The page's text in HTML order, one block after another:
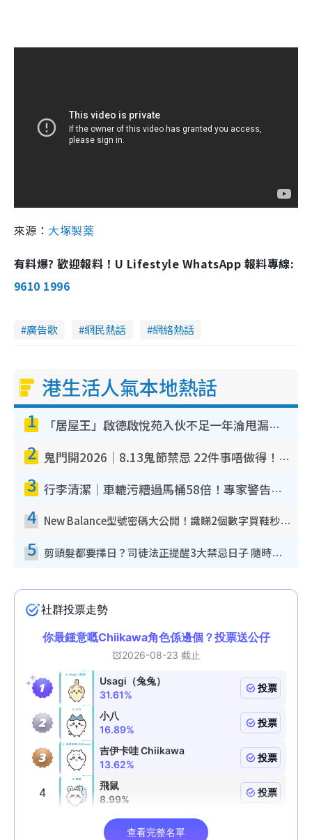
來源： 大塚製薬
有料爆? 歡迎報料！U Lifestyle WhatsApp 報料專線:
9610 1996
廣告歌 網民熱話 網絡熱話
港生活人氣本地熱話
1 「居屋王」啟德啟悅苑入伙不足一年淪甩漏之王！插頭噴火花致大停電 多戶業主全屋家電報銷
2 鬼門開2026｜8.13鬼節禁忌 22件事唔做得！燒肉、刺身要少食？半夜勿吹口哨/打呢個電話
3 行李清潔｜車轆污糟過馬桶58倍！專家警告忌用酒精抹 教1招免污手除菌
4 New Balance型號密碼大公開！識睇2個數字買鞋秒知功能免中伏 附5大熱門鞋款
5 剪頭髮都要擇日？司徒法正提醒3大禁忌日子 隨時剪走財運！呢日剪髮恐「剪壽命」？